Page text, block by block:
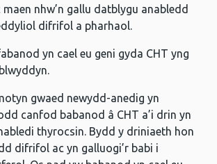
maen nhw’n gallu datblygu anabledd
difrifol a pharhaol.
yn cael eu geni gyda CHT yng
gwaed newydd-anedig yn
canfod babanod â CHT a’i drin yn
thyrocsin. Bydd y driniaeth hon
difrifol ac yn galluogi’r babi i